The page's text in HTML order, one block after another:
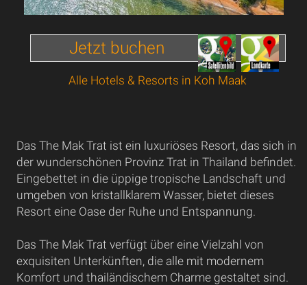
Jetzt buchen
Alle Hotels & Resorts in Koh Maak
Das The Mak Trat ist ein luxuriöses Resort, das sich in
der wunderschönen Provinz Trat in Thailand befindet.
Eingebettet in die üppige tropische Landschaft und
umgeben von kristallklarem Wasser, bietet dieses
Resort eine Oase der Ruhe und Entspannung.
Das The Mak Trat verfügt über eine Vielzahl von
exquisiten Unterkünften, die alle mit modernem
Komfort und thailändischem Charme gestaltet sind.